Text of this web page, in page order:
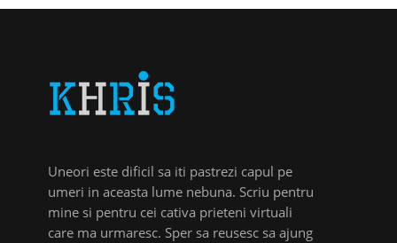
Uneori este dificil sa iti pastrezi capul pe
umeri in aceasta lume nebuna. Scriu pentru
mine si pentru cei cativa prieteni virtuali
care ma urmaresc. Sper sa reusesc sa ajung